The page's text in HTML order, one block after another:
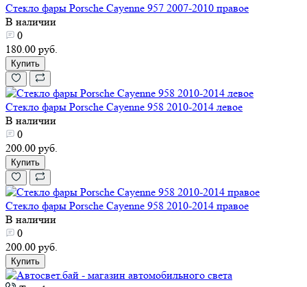
Стекло фары Porsche Cayenne 957 2007-2010 правое
В наличии
0
180.00 руб.
Купить
Стекло фары Porsche Cayenne 958 2010-2014 левое
В наличии
0
200.00 руб.
Купить
Стекло фары Porsche Cayenne 958 2010-2014 правое
В наличии
0
200.00 руб.
Купить